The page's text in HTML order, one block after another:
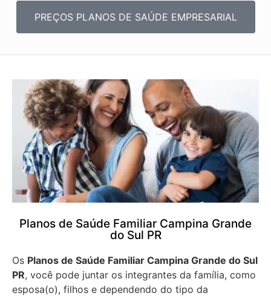
PREÇOS PLANOS DE SAÚDE EMPRESARIAL
Planos de Saúde Familiar Campina Grande
do Sul PR
Os Planos de Saúde Familiar Campina Grande do Sul
PR, você pode juntar os integrantes da família, como
esposa(o), filhos e dependendo do tipo da